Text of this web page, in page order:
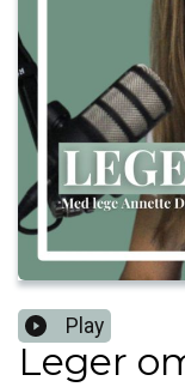
Play
Leger